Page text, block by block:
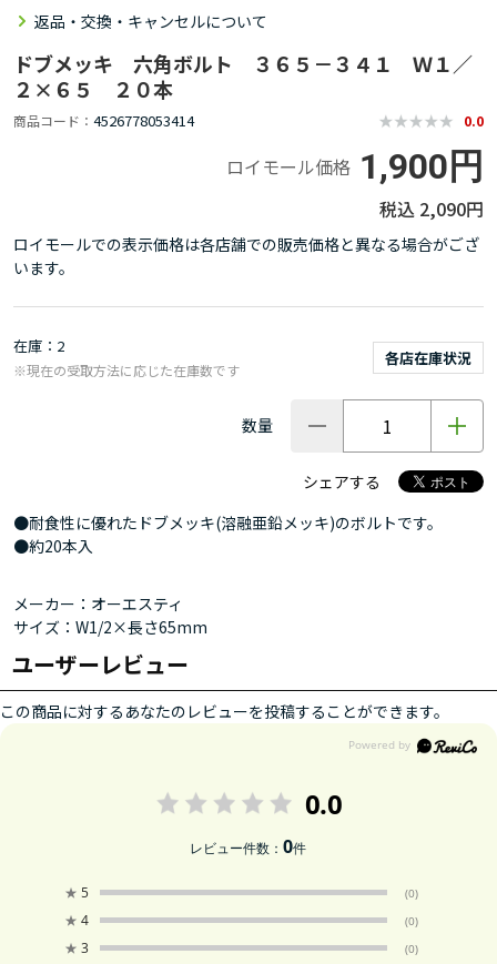
返品・交換・キャンセルについて
ドブメッキ 六角ボルト ３６５－３４１ Ｗ１／
２×６５ ２０本
商品コード 4526778053414 0.0
ロイモール価格 1,900円
2,090円
ロイモールでの表示価格は各店舗での販売価格と異なる場合がござ
います。
在庫 2
各店在庫状況
※現在の受取方法に応じた在庫数です
数量
シェアする
●耐食性に優れたドブメッキ(溶融亜鉛メッキ)のボルトです。
●約20本入
メーカー：オーエスティ
サイズ：W1/2×長さ65mm
ユーザーレビュー
この商品に対するあなたのレビューを投稿することができます。
0.0
レビュー件数：0件
★ 5 (0)
★ 4 (0)
★ 3 (0)